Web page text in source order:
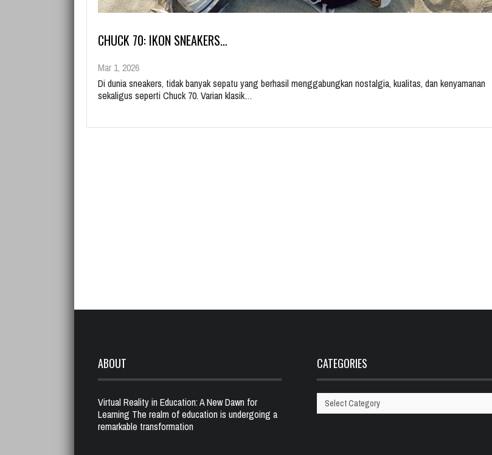
CHUCK 70: IKON SNEAKERS…
Mar 1, 2026
Di dunia sneakers, tidak banyak sepatu yang berhasil menggabungkan nostalgia, kualitas, dan kenyamanan
sekaligus seperti Chuck 70. Varian klasik…
ABOUT
Virtual Reality in Education: A New Dawn for
Learning The realm of education is undergoing a
remarkable transformation
CATEGORIES
Categories